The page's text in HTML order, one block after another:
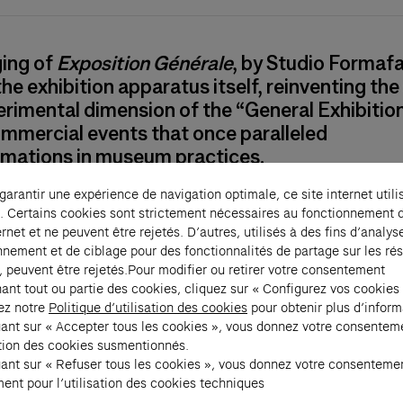
of Exposition Générale, by Studio
exhibition apparatus itself, reinventing the
dimension of the “General
events that once paralleled
in museum practices.
equipment—modular fabric structures
profiles, complete with integrated
the exhibition’s works and signage.
Générale, Formafantasma has developed a
design that interacts with the building’s
making use of its multiple viewpoints and
2009 by Andrea Trimarchi and Simone
une expérience de navigation optimale, ce site internet
Certains cookies sont strictement nécessaires au fonctionnement
et ne peuvent être rejetés. D’autres, utilisés à des fins
et de ciblage pour des fonctionnalités de partage sur les
peuvent être rejetés.Pour modifier ou retirer votre consentement
tout ou partie des cookies, cliquez sur « Configurez vos cookies
notre Politique d’utilisation des cookies pour obtenir plus
sur « Accepter tous les cookies », vous donnez votre
des cookies susmentionnés.
sur « Refuser tous les cookies », vous donnez votre
pour l’utilisation des cookies techniques